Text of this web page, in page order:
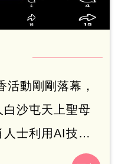
活動剛剛落幕，
沙屯天上聖母
士利用AI技
義賣活動，企圖